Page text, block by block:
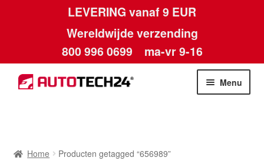
LEVERING vanaf 9 EUR
Wereldwijde verzending
800 996 0699 ma-vr 9-16
Ga
door
Ga
naar
Menu
Home Producten getagged “656989”